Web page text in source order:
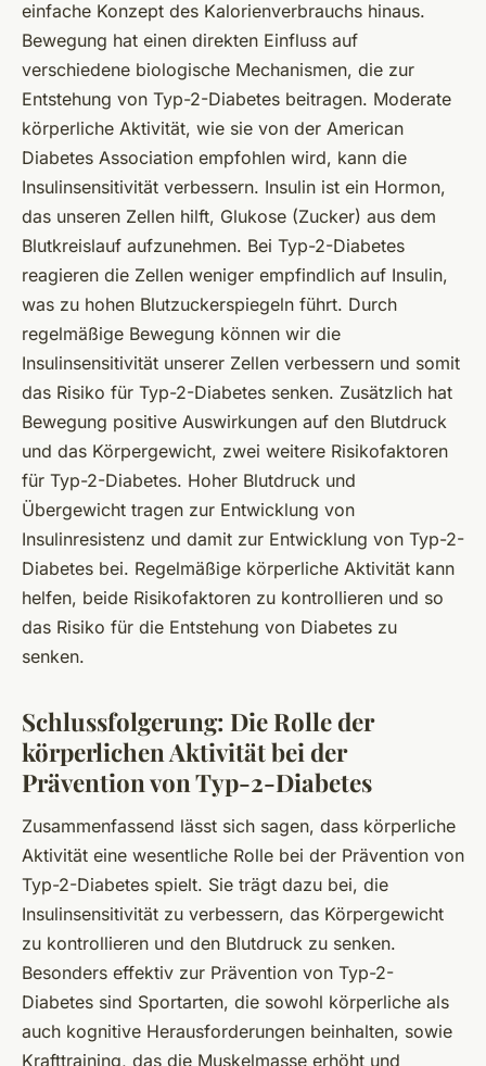
einfache Konzept des Kalorienverbrauchs hinaus.
Bewegung hat einen direkten Einfluss auf
verschiedene biologische Mechanismen, die zur
Entstehung von Typ-2-Diabetes beitragen. Moderate
körperliche Aktivität, wie sie von der American
Diabetes Association empfohlen wird, kann die
Insulinsensitivität verbessern. Insulin ist ein Hormon,
das unseren Zellen hilft, Glukose (Zucker) aus dem
Blutkreislauf aufzunehmen. Bei Typ-2-Diabetes
reagieren die Zellen weniger empfindlich auf Insulin,
was zu hohen Blutzuckerspiegeln führt. Durch
regelmäßige Bewegung können wir die
Insulinsensitivität unserer Zellen verbessern und somit
das Risiko für Typ-2-Diabetes senken. Zusätzlich hat
Bewegung positive Auswirkungen auf den Blutdruck
und das Körpergewicht, zwei weitere Risikofaktoren
für Typ-2-Diabetes. Hoher Blutdruck und
Übergewicht tragen zur Entwicklung von
Insulinresistenz und damit zur Entwicklung von Typ-2-
Diabetes bei. Regelmäßige körperliche Aktivität kann
helfen, beide Risikofaktoren zu kontrollieren und so
das Risiko für die Entstehung von Diabetes zu
senken.
Schlussfolgerung: Die Rolle der
körperlichen Aktivität bei der
Prävention von Typ-2-Diabetes
Zusammenfassend lässt sich sagen, dass körperliche
Aktivität eine wesentliche Rolle bei der Prävention von
Typ-2-Diabetes spielt. Sie trägt dazu bei, die
Insulinsensitivität zu verbessern, das Körpergewicht
zu kontrollieren und den Blutdruck zu senken.
Besonders effektiv zur Prävention von Typ-2-
Diabetes sind Sportarten, die sowohl körperliche als
auch kognitive Herausforderungen beinhalten, sowie
Krafttraining, das die Muskelmasse erhöht und